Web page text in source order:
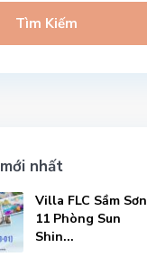
Tìm Kiếm
nhất
Villa FLC Sầm Sơn
11 Phòng Sun
Shin...